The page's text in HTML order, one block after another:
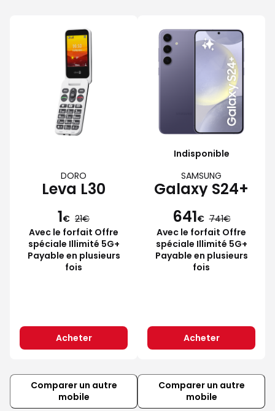
DORO
Leva L30
1€ 21
Avec le forfait Offre
spéciale Illimité 5G+
Payable en plusieurs
fois
Acheter
Indisponible
SAMSUNG
Galaxy S24+
641€ 741
Avec le forfait Offre
spéciale Illimité 5G+
Payable en plusieurs
fois
Acheter
Comparer un autre
mobile
Comparer un autre
mobile